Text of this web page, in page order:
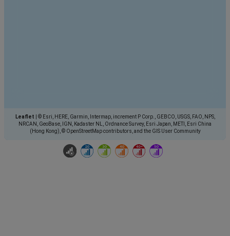
Leaflet
© Esri, HERE, Garmin, Intermap, increment P Corp., GEBCO, USGS, FAO, NPS,
NRCAN, GeoBase, IGN, Kadaster NL, Ordnance Survey, Esri Japan, METI, Esri China
(Hong Kong), © OpenStreetMap contributors, and the GIS User Community